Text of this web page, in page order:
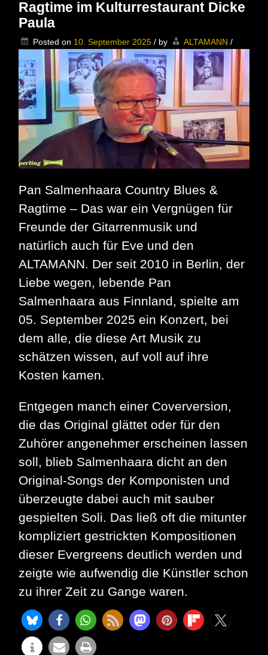
Remastered
Bis
zum
09.
Oktober
in
der
Arte
Mediathek
verfügbar
Ragtime im Kulturrestaurant Dicke
Paula
Posted on 10. September 2025 / by ALTAMANN /
Pan Salmenhaara Country Blues &
Ragtime – Das war ein Vergnügen für
Freunde der Gitarrenmusik und
natürlich auch für Eve und den
ALTAMANN. Der seit 2010 in Berlin, der
Liebe wegen, lebende Pan
Salmenhaara aus Finnland, spielte am
05. September 2025 ein Konzert, bei
dem alle, die diese Art Musik zu
schätzen wissen, auf voll auf ihre
Kosten kamen.
Entgegen manch einer Coverversion,
die das Original glättet oder für den
Zuhörer angenehmer erscheinen lassen
soll, blieb Salmenhaara dicht an den
Original-Songs der Komponisten und
überzeugte dabei auch mit sauber
gespielten Soli. Das ließ oft die mitunter
kompliziert gestrickten Kompositionen
dieser Evergreens deutlich werden und
zeigte wie aufwendig die Künstler schon
zu ihrer Zeit zu Gange waren.